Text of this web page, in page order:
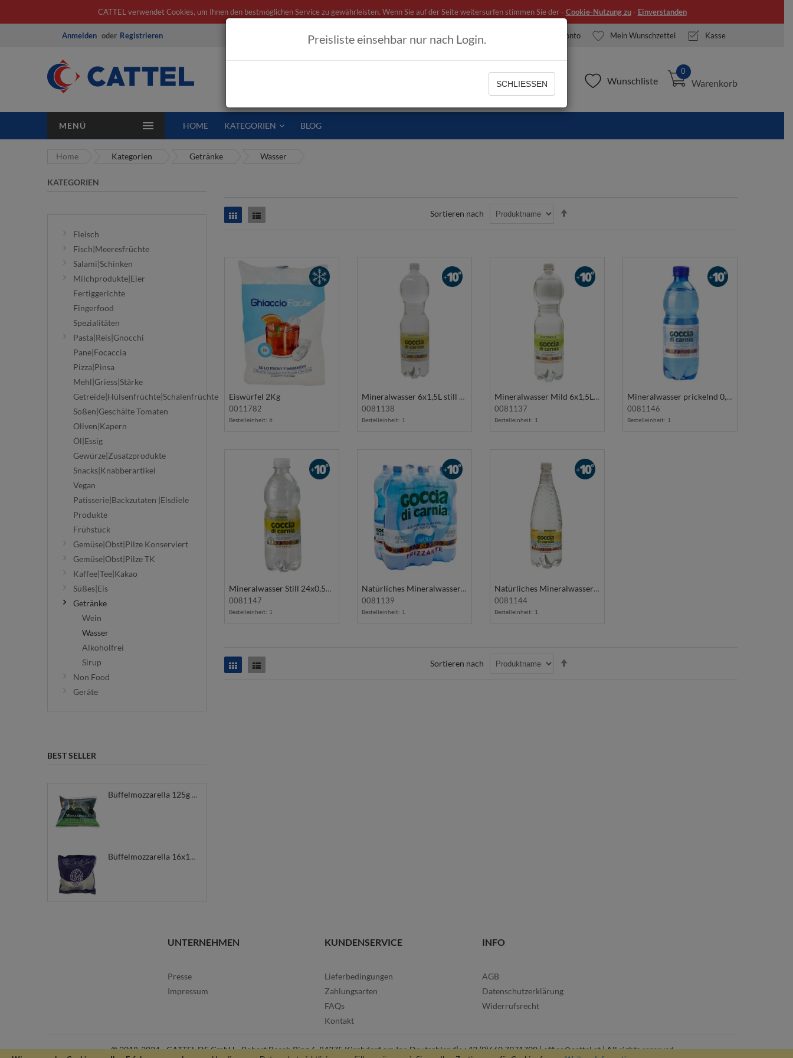
CATTEL verwendet Cookies, um Ihnen den bestmöglichen Service zu gewährleisten. Wenn Sie auf der Seite weitersurfen stimmen Sie der - Cookie-Nutzung zu- Einverstanden
Anmelden Registrieren Mein Konto Mein Wunschzettel Kasse
Wunschliste
0
Warenkorb
MENÜ HOME KATEGORIEN BLOG
Home Kategorien Getränke Wasser
RasterListe Sortieren nach
Eiswürfel 2Kg
0011782
Bestelleinheit: 6
Mineralwasser 6x1,5L still GOCCIA DI CARNIA
0081138
Bestelleinheit: 1
Mineralwasser Mild 6x1,5L GOCCIA DI CARNIA
0081137
Bestelleinheit: 1
Mineralwasser prickelnd 0,5L GOCCIA D CARNIA
0081146
Bestelleinheit: 1
Mineralwasser Still 24x0,5L GOCCIA DI CARNIA
0081147
Bestelleinheit: 1
Natürliches Mineralwasser m/Kohlensäure 6x1,5L PET GOCCIA DI CARNIA
0081139
Bestelleinheit: 1
Natürliches Mineralwasser Still 6x1L PET GOCCIA DI CARNIA
0081144
Bestelleinheit: 1
RasterListe Sortieren nach
KATEGORIEN
Fleisch
Fisch|Meeresfrüchte
Salami|Schinken
Milchprodukte|Eier
Fertiggerichte
Fingerfood
Spezialitäten
Pasta|Reis|Gnocchi
Pane|Focaccia
Pizza|Pinsa
Mehl|Griess|Stärke
Getreide|Hülsenfrüchte|Schalenfrüchte
Soßen|Geschälte Tomaten
Oliven|Kapern
Öl|Essig
Gewürze|Zusatzprodukte
Snacks|Knabberartikel
Vegan
Patisserie|Backzutaten |Eisdiele
Produkte
Frühstück
Gemüse|Obst|Pilze Konserviert
Gemüse|Obst|Pilze TK
Kaffee|Tee|Kakao
Süßes|Eis
Getränke
Wein
Wasser
Alkoholfrei
Sirup
Non Food
Geräte
BEST SELLER
Büffelmozzarella 125g Campana DOP PONTE REALE
Büffelmozzarella 16x125g Gemischt REGINELLA
UNTERNEHMEN
Presse
Impressum
KUNDENSERVICE
Lieferbedingungen
Zahlungsarten
FAQs
Kontakt
INFO
AGB
Datenschutzerklärung
Widerrufsrecht
Preisliste einsehbar nur nach Login.
SCHLIESSEN
© 2018-2024 - CATTEL DE GmbH - Robert Bosch Ring 6, 84375 Kirchdorf am Inn Deutschland|++43 (0)660 7971700 | office@cattel.at | All rights reserved